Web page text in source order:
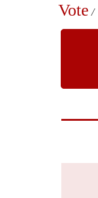
Vote /